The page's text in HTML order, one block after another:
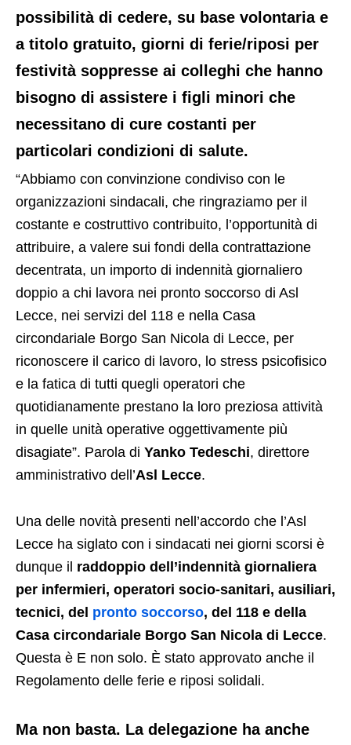
possibilità di cedere, su base volontaria e
a titolo gratuito, giorni di ferie/riposi per
festività soppresse ai colleghi che hanno
bisogno di assistere i figli minori che
necessitano di cure costanti per
particolari condizioni di salute.
“Abbiamo con convinzione condiviso con le
organizzazioni sindacali, che ringraziamo per il
costante e costruttivo contribuito, l’opportunità di
attribuire, a valere sui fondi della contrattazione
decentrata, un importo di indennità giornaliero
doppio a chi lavora nei pronto soccorso di Asl
Lecce, nei servizi del 118 e nella Casa
circondariale Borgo San Nicola di Lecce, per
riconoscere il carico di lavoro, lo stress psicofisico
e la fatica di tutti quegli operatori che
quotidianamente prestano la loro preziosa attività
in quelle unità operative oggettivamente più
disagiate”. Parola di Yanko Tedeschi, direttore
amministrativo dell’Asl Lecce.
Una delle novità presenti nell’accordo che l’Asl
Lecce ha siglato con i sindacati nei giorni scorsi è
dunque il raddoppio dell’indennità giornaliera
per infermieri, operatori socio-sanitari, ausiliari,
tecnici, del pronto soccorso, del 118 e della
Casa circondariale Borgo San Nicola di Lecce.
Questa è E non solo. È stato approvato anche il
Regolamento delle ferie e riposi solidali.
Ma non basta. La delegazione ha anche